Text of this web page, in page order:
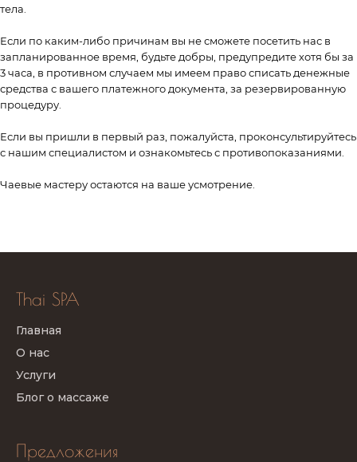
тела.
Если по каким-либо причинам вы не сможете посетить нас в
запланированное время, будьте добры, предупредите хотя бы за
3 часа, в противном случаем мы имеем право списать денежные
средства с вашего платежного документа, за резервированную
процедуру.
Если вы пришли в первый раз, пожалуйста, проконсультируйтесь
с нашим специалистом и ознакомьтесь с противопоказаниями.
Чаевые мастеру остаются на ваше усмотрение.
Thai SPA
Предложения
Главная
О нас
Услуги
Блог о массаже